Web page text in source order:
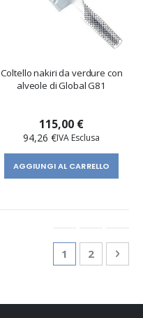
Coltello nakiri da verdure con
alveole di Global G81
115,00 €
94,26 €
AGGIUNGI AL CARRELLO
Attualmente
1 Pagina
2